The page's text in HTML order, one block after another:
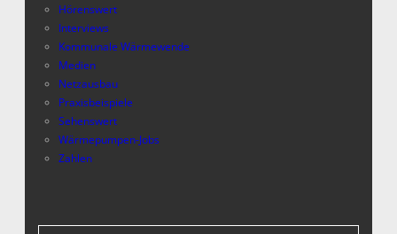
Hörenswert
Interviews
Kommunale Wärmewende
Medien
Netzausbau
Praxisbeispiele
Sehenswert
Wärmepumpen-Jobs
Zahlen